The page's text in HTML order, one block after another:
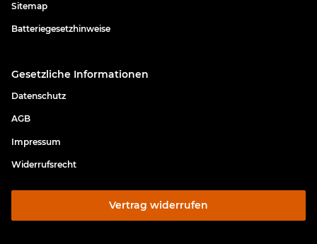
Sitemap
Batteriegesetzhinweise
Gesetzliche Informationen
Datenschutz
AGB
Impressum
Widerrufsrecht
Vertrag widerrufen